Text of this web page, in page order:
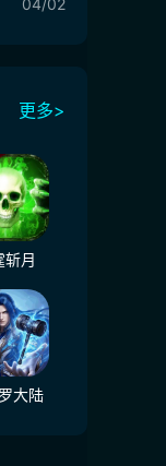
04/02
更多>
斩月
大陆